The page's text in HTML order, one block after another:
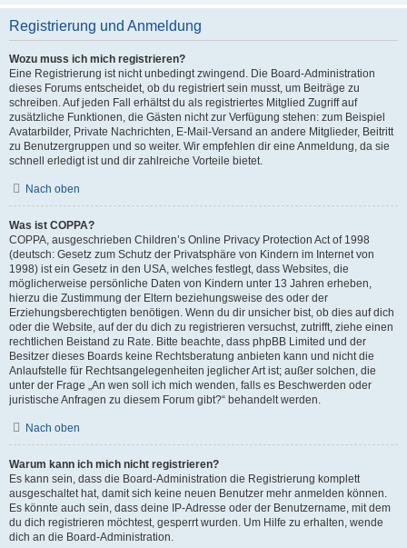
Registrierung und Anmeldung
Wozu muss ich mich registrieren?
Eine Registrierung ist nicht unbedingt zwingend. Die Board-Administration
dieses Forums entscheidet, ob du registriert sein musst, um Beiträge zu
schreiben. Auf jeden Fall erhältst du als registriertes Mitglied Zugriff auf
zusätzliche Funktionen, die Gästen nicht zur Verfügung stehen: zum Beispiel
Avatarbilder, Private Nachrichten, E-Mail-Versand an andere Mitglieder, Beitritt
zu Benutzergruppen und so weiter. Wir empfehlen dir eine Anmeldung, da sie
schnell erledigt ist und dir zahlreiche Vorteile bietet.
Nach oben
Was ist COPPA?
COPPA, ausgeschrieben Children’s Online Privacy Protection Act of 1998
(deutsch: Gesetz zum Schutz der Privatsphäre von Kindern im Internet von
1998) ist ein Gesetz in den USA, welches festlegt, dass Websites, die
möglicherweise persönliche Daten von Kindern unter 13 Jahren erheben,
hierzu die Zustimmung der Eltern beziehungsweise des oder der
Erziehungsberechtigten benötigen. Wenn du dir unsicher bist, ob dies auf dich
oder die Website, auf der du dich zu registrieren versuchst, zutrifft, ziehe einen
rechtlichen Beistand zu Rate. Bitte beachte, dass phpBB Limited und der
Besitzer dieses Boards keine Rechtsberatung anbieten kann und nicht die
Anlaufstelle für Rechtsangelegenheiten jeglicher Art ist; außer solchen, die
unter der Frage „An wen soll ich mich wenden, falls es Beschwerden oder
juristische Anfragen zu diesem Forum gibt?“ behandelt werden.
Nach oben
Warum kann ich mich nicht registrieren?
Es kann sein, dass die Board-Administration die Registrierung komplett
ausgeschaltet hat, damit sich keine neuen Benutzer mehr anmelden können.
Es könnte auch sein, dass deine IP-Adresse oder der Benutzername, mit dem
du dich registrieren möchtest, gesperrt wurden. Um Hilfe zu erhalten, wende
dich an die Board-Administration.